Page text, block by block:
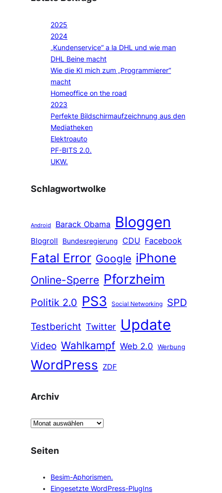
2025
2024
„Kundenservice“ a la DHL und wie man
DHL Beine macht
Wie die KI mich zum „Programmierer“
macht
Homeoffice on the road
2023
Perfekte Bildschirmaufzeichnung aus den
Mediatheken
Elektroauto
PF-BITS 2.0.
UKW.
Schlagwortwolke
Android Barack Obama Bloggen
Blogroll Bundesregierung CDU Facebook
Fatal Error Google iPhone
Online-Sperre Pforzheim
Politik 2.0 PS3 Social Networking
SPD
Testbericht Twitter Update
Video Wahlkampf Web 2.0 Werbung
WordPress ZDF
Archiv
A
c
h
Seiten
Besim-Aphorismen.
Eingesetzte WordPress-PlugIns